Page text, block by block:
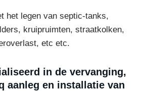
het legen van septic-tanks,
kruipruimten, straatkolken,
etc etc.
in de vervanging,
aanleg en installatie van